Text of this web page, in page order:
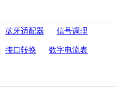
蓝牙适配器 信号调理
接口转换 数字电流表